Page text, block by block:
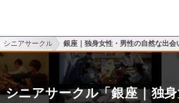
シニアサークル 銀座｜独身女性・男性の自然な出
シニアサークル「銀座｜独